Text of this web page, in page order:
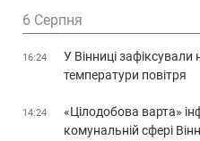
6 Серпня
16:24
У Вінниці
температури повітря
14:24
«Цілодобова варта»
комунальній сфері